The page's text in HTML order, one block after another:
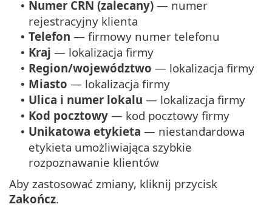
• Numer CRN (zalecany) — numer
rejestracyjny klienta
• Telefon — firmowy numer telefonu
• Kraj — lokalizacja firmy
• Region/województwo — lokalizacja firmy
• Miasto — lokalizacja firmy
• Ulica i numer lokalu — lokalizacja firmy
• Kod pocztowy — kod pocztowy firmy
• Unikatowa etykieta — niestandardowa
etykieta umożliwiająca szybkie
rozpoznawanie klientów
Aby zastosować zmiany, kliknij przycisk
Zakończ.